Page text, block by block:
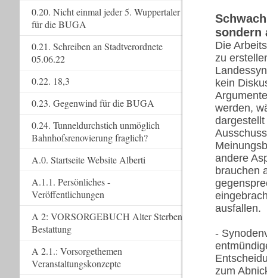
sondern
Die
zu
kein
werden,
andere
brauchen
ausfallen.
-
zum
0.20. Nicht einmal jeder 5. Wuppertaler
für die BUGA
0.21. Schreiben an Stadtverordnete
05.06.22
0.22. 18,3
0.23. Gegenwind für die BUGA
0.24. Tunneldurchstich unmöglich
Bahnhofsrenovierung fraglich?
A.0. Startseite Website Alberti
A.1.1. Persönliches -
Veröffentlichungen
A 2: VORSORGEBUCH Alter Sterben
Bestattung
A 2.1.: Vorsorgethemen
Veranstaltungskonzepte